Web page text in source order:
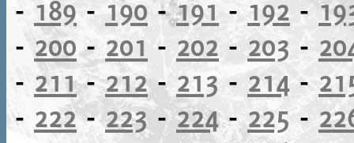
- 189- 190 -191- 192 -
-200-201 - 202 - 203 -
- 211-212-213- 214-
- 222-223-224- 225-